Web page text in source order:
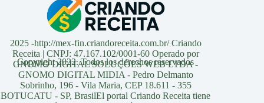
Copyright 2022. Todos los derechos reservados
2025 -http://mex-fin.criandoreceita.com.br/ Criando
Receita | CNPJ: 47.167.102/0001-60 Operado por
GNOMO DIGITAL SOLUÇÕES WEB LTDA -
GNOMO DIGITAL MIDIA - Pedro Delmanto
Sobrinho, 196 - Vila Maria, CEP 18.611 - 355
BOTUCATU - SP, BrasilEl portal Criando Receita tiene